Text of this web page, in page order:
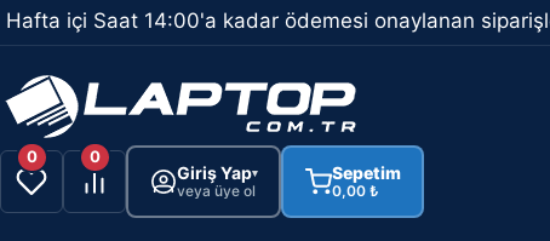
İçeriğe
atla
Hafta içi Saat 14:00'a kadar ödemesi onaylanan
0 0
Giriş Yap▾
veya üye ol
Sepetim
0,00 ₺